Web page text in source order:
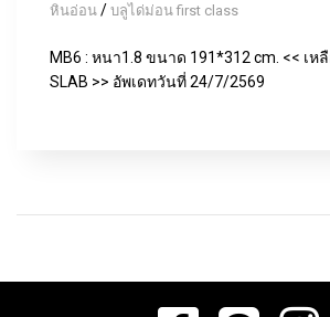
หินอ่อน / บลูได่ม่อน first class
MB6 : หนา1.8 ขนาด 191*312 cm. << เห
SLAB >> อัพเดทวันที่ 24/7/2569